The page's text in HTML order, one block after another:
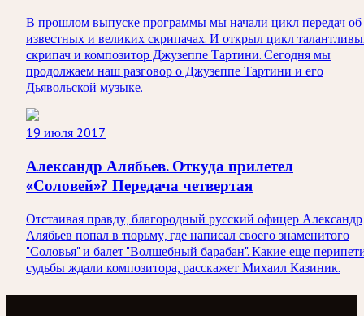
В прошлом выпуске программы мы начали цикл передач об
известных и великих скрипачах. И открыл цикл
скрипач и композитор Джузеппе Тартини. Сегодня мы
продолжаем наш разговор о Джузеппе Тартини и его
Дьявольской музыке.
19 июля 2017
Александр Алябьев. Откуда прилетел
«Соловей»? Передача четвертая
Отстаивая правду, благородный русский офицер Александр
Алябьев попал в тюрьму, где написал своего знаменитого
"Соловья" и балет "Волшебный барабан". Какие еще
судьбы ждали композитора, расскажет Михаил Казиник.